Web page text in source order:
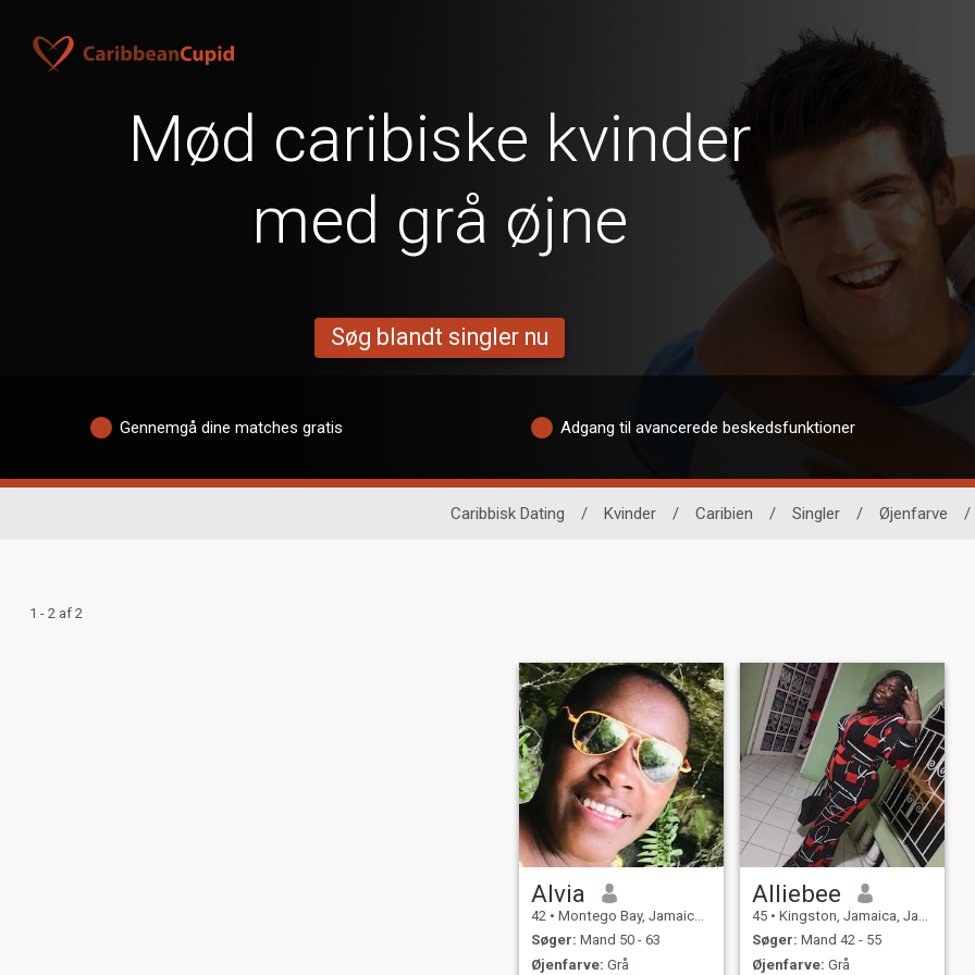
Mød caribiske kvinder
med grå øjne
Søg blandt singler nu
Gennemgå dine matches gratis Adgang til avancerede beskedsfunktioner
Caribbisk Dating / Kvinder / Caribien / Singler / Øjenfarve /
1 - 2 af 2
Alvia
42 • Montego Bay, Jamaica, Jamaica
Søger: Mand 50 - 63
Øjenfarve: Grå
Alliebee
45 • Kingston, Jamaica, Jamaica
Søger: Mand 42 - 55
Øjenfarve: Grå